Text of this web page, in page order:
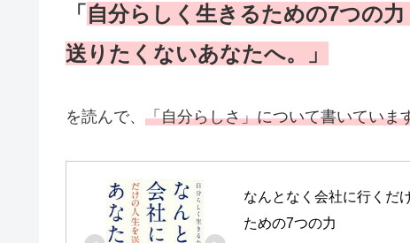
「自分らしく生きるための7つの
送りたくないあなたへ。」
を読んで、 「自分らしさ」について書いていま
なんとなく会社に行くだ
ための7つの力